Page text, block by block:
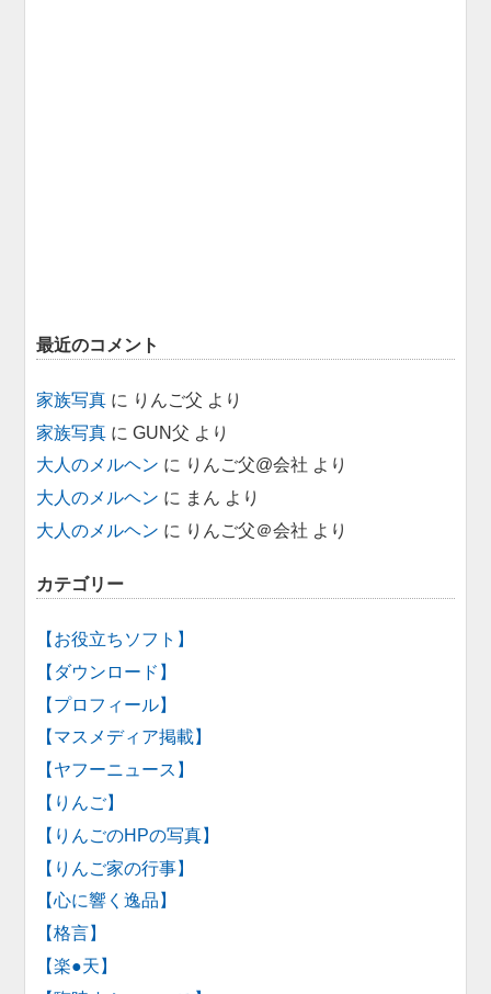
最近のコメント
家族写真 に りんご父 より
家族写真 にGUN父 より
大人のメルヘン に りんご父@会社 より
大人のメルヘン に まん より
大人のメルヘン に りんご父＠会社 より
カテゴリー
【お役立ちソフト】
【ダウンロード】
【プロフィール】
【マスメディア掲載】
【ヤフーニュース】
【りんご】
【りんごのHPの写真】
【りんご家の行事】
【心に響く逸品】
【格言】
【楽●天】